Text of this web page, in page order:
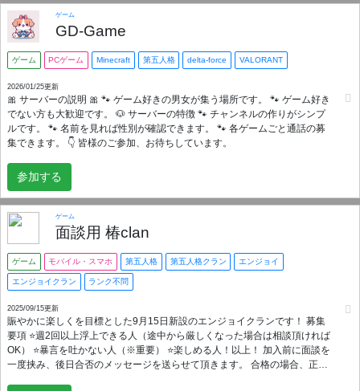
ゲーム
GD-Game
ゲーム PCゲーム Minecraft 第五人格 delta-force VALORANT
2026/01/25更新
🎀 サーバーの説明 🎀 🐾 ゲーム好きの男女が集う場所です。 🐾 ゲーム好き
でない方も大歓迎です。 🐶 サーバーの特徴 🐾 チャンネルの作りがシンプ
ルです。 🐾 名前を見れば性別が確認できます。 🐾 各ゲームごと通話の募
集できます。 👇 皆様のご参加、お待ちしています。
参加する
ゲーム
面談用 椿clan
ゲーム モバイル・スマホ 第五人格 第五人格クラン エンジョイ
エンジョイクラン ランク不問
2025/09/15更新
賑やかに楽しくを目標とした9月15日新設のエンジョイクランです！ 募集
要項 ⭐️週2回以上浮上できる人（途中から厳しくなった場合は相談頂ければ
OK） ⭐️暴言を吐かない人（※重要） ⭐️楽しめる人！以上！ 加入前に面談を
一度挟み、後日合否のメッセージを送らせて頂きます。 合格の場合、正式